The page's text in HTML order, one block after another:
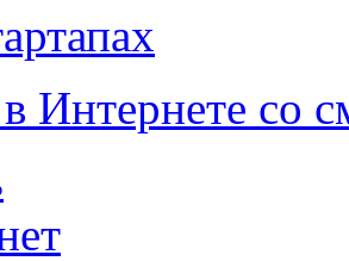
Интернете со